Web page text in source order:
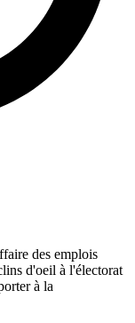
des emplois
d'oeil à l'électorat
à la